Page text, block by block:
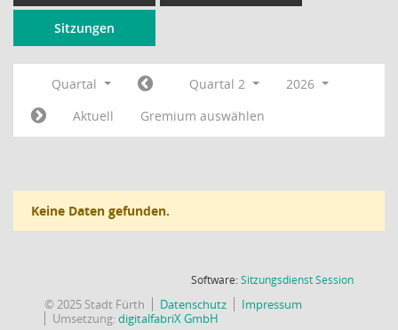
Sitzungen
Quartal Quartal 2
2026
Aktuell
Gremium auswählen
Keine Daten gefunden.
Software:SitzungsdienstSession(Wird in
© 2025 Stadt Fürth Datenschutz
Impressum
Umsetzung:digitalfabriX GmbH